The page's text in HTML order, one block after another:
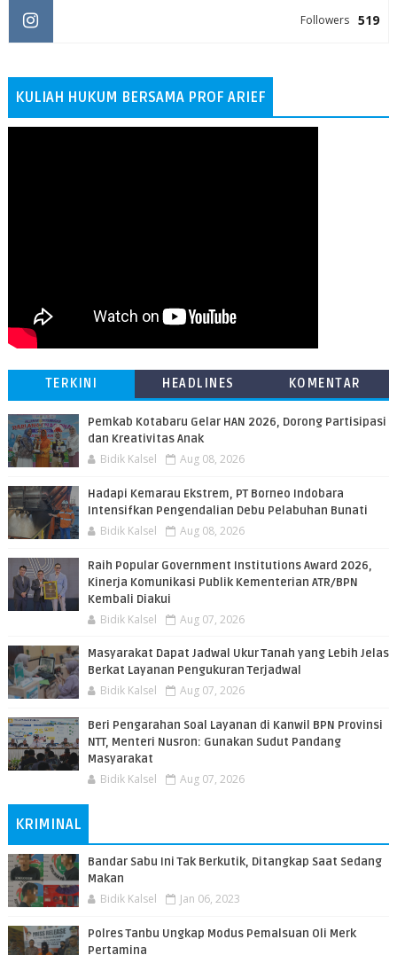
519
Followers
KULIAH HUKUM BERSAMA PROF ARIEF
TERKINI HEADLINES KOMENTAR
Pemkab Kotabaru Gelar HAN 2026, Dorong Partisipasi
dan Kreativitas Anak
Bidik Kalsel Aug 08, 2026
​Hadapi Kemarau Ekstrem, PT Borneo Indobara
Intensifkan Pengendalian Debu Pelabuhan Bunati
Bidik Kalsel Aug 08, 2026
Raih Popular Government Institutions Award 2026,
Kinerja Komunikasi Publik Kementerian ATR/BPN
Kembali Diakui
Bidik Kalsel Aug 07, 2026
Masyarakat Dapat Jadwal Ukur Tanah yang Lebih Jelas
Berkat Layanan Pengukuran Terjadwal
Bidik Kalsel Aug 07, 2026
Beri Pengarahan Soal Layanan di Kanwil BPN Provinsi
NTT, Menteri Nusron: Gunakan Sudut Pandang
Masyarakat
Bidik Kalsel Aug 07, 2026
KRIMINAL
Bandar Sabu Ini Tak Berkutik, Ditangkap Saat Sedang
Makan
Bidik Kalsel Jan 06, 2023
Polres Tanbu Ungkap Modus Pemalsuan Oli Merk
Pertamina